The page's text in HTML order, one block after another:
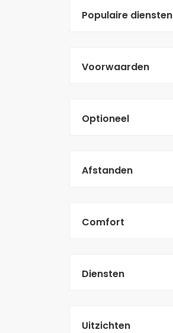
Populaire diensten
Voorwaarden
Optioneel
Afstanden
Comfort
Diensten
Uitzichten